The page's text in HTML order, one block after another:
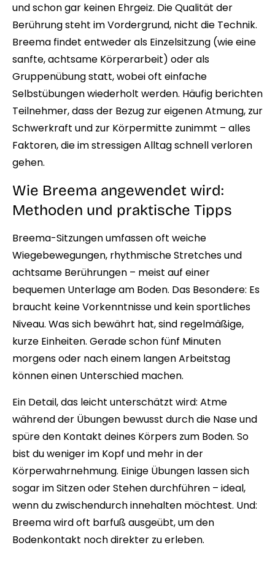
und schon gar keinen Ehrgeiz. Die Qualität der
Berührung steht im Vordergrund, nicht die Technik.
Breema findet entweder als Einzelsitzung (wie eine
sanfte, achtsame Körperarbeit) oder als
Gruppenübung statt, wobei oft einfache
Selbstübungen wiederholt werden. Häufig berichten
Teilnehmer, dass der Bezug zur eigenen Atmung, zur
Schwerkraft und zur Körpermitte zunimmt – alles
Faktoren, die im stressigen Alltag schnell verloren
gehen.
Wie Breema angewendet wird:
Methoden und praktische Tipps
Breema-Sitzungen umfassen oft weiche
Wiegebewegungen, rhythmische Stretches und
achtsame Berührungen – meist auf einer
bequemen Unterlage am Boden. Das Besondere: Es
braucht keine Vorkenntnisse und kein sportliches
Niveau. Was sich bewährt hat, sind regelmäßige,
kurze Einheiten. Gerade schon fünf Minuten
morgens oder nach einem langen Arbeitstag
können einen Unterschied machen.
Ein Detail, das leicht unterschätzt wird: Atme
während der Übungen bewusst durch die Nase und
spüre den Kontakt deines Körpers zum Boden. So
bist du weniger im Kopf und mehr in der
Körperwahrnehmung. Einige Übungen lassen sich
sogar im Sitzen oder Stehen durchführen – ideal,
wenn du zwischendurch innehalten möchtest. Und:
Breema wird oft barfuß ausgeübt, um den
Bodenkontakt noch direkter zu erleben.